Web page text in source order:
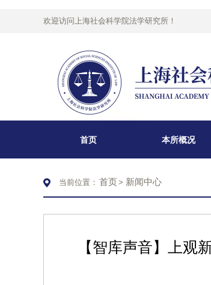
欢迎访问上海社会科学院法学研究所！
首页 本所概况
当前位置： 首页> 新闻中心
【智库声音】上观